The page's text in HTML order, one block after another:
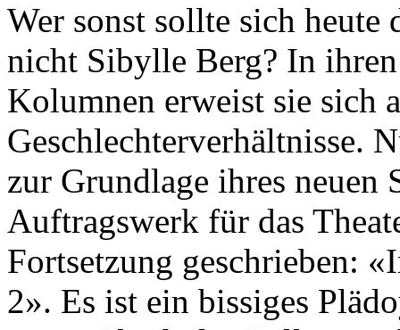
Wer sonst sollte sich heute
nicht Sibylle Berg? In
Kolumnen erweist sie sich
Geschlechterverhältnisse.
zur Grundlage ihres neuen
Auftragswerk für das
Fortsetzung geschrieben:
2». Es ist ein bissiges